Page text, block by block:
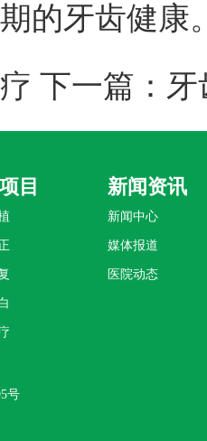
的牙齿健康
下一篇： 牙
目 新闻资讯
新闻中心
媒体报道
医院动态
号